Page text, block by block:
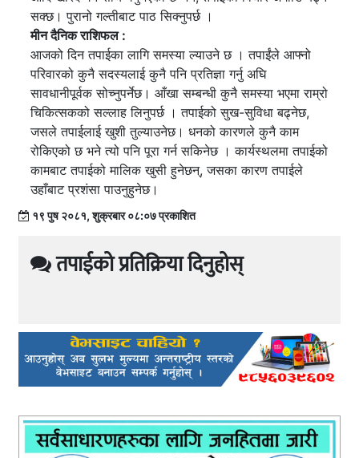
सक्छ। पुरानो गल्तीबाट पाठ सिक्नुपर्छ ।
मीन दैनिक राशिफल :
आजको दिन तपाईका लागि समस्या ल्याउने छ । तपाईंले आफ्नो
परिवारको कुनै सदस्यलाई कुनै पनि प्रतिज्ञा गर्नु अघि
सावधानीपूर्वक सोच्नुपर्नेछ। आँखा सम्बन्धी कुनै समस्या भएमा राम्रो
चिकित्सकको सल्लाह लिनुपर्छ । तपाईको सुख-सुविधा बढ्नेछ,
जसले तपाईलाई खुशी तुल्याउनेछ। धनको कारणले कुनै काम
रोकिएको छ भने त्यो पनि पूरा गर्न सकिनेछ । कार्यस्थलमा तपाईको
कामबाट तपाईको मालिक खुसी हुनेछन्, जसका कारण तपाईले
उहाँबाट प्रशंसा पाउनुहुनेछ।
१९ पुष २०८१, शुक्रबार ०८:०७ प्रकाशित
तपाईको प्रतिक्रिया दिनुहोस्